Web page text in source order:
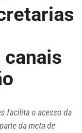
facilita o acesso da
da meta de